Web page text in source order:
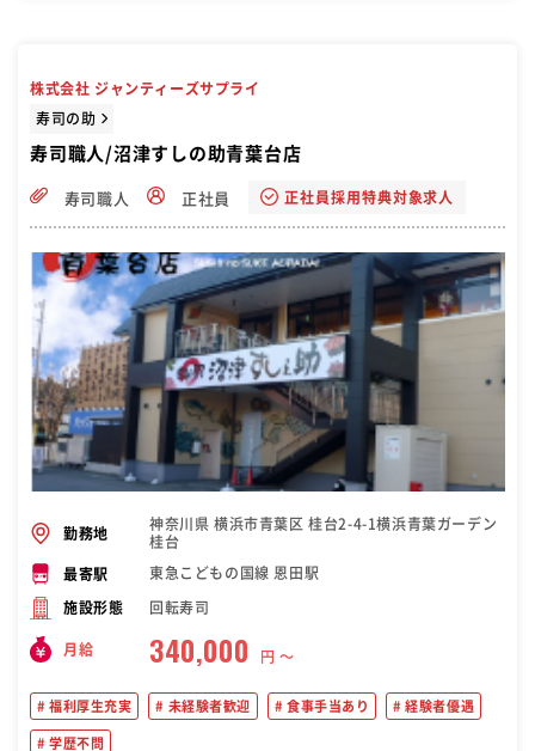
株式会社 ジャンティーズサプライ
寿司の助
寿司職人/沼津すしの助青葉台店
寿司職人 正社員 正社員採用特典対象求人
勤務地
神奈川県 横浜市青葉区 桂台2-4-1横浜青葉ガーデン
桂台
最寄駅 東急こどもの国線 恩田駅
施設形態 回転寿司
月給 340,000 円 〜
福利厚生充実 未経験者歓迎 食事手当あり 経験者優遇
学歴不問